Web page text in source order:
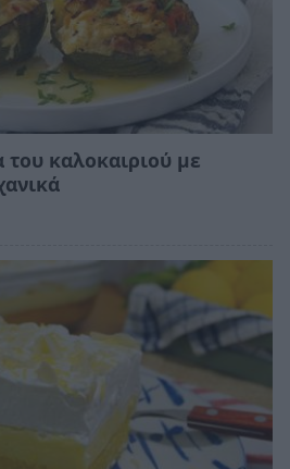
του καλοκαιριού με